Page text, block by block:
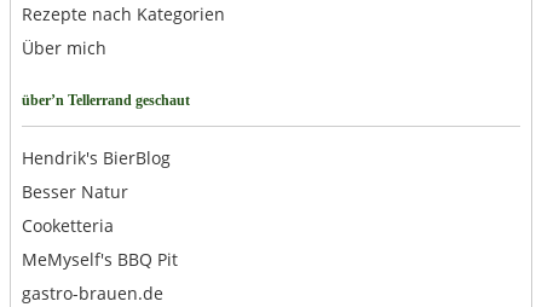
Rezepte nach Kategorien
Über mich
über’n Tellerrand geschaut
Hendrik's BierBlog
Besser Natur
Cooketteria
MeMyself's BBQ Pit
gastro-brauen.de